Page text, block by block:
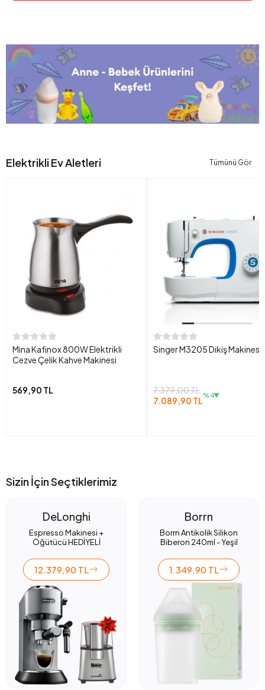
Elektrikli Ev Aletleri Tümünü Gör
Mina Kafinox 800W Elektrikli
Cezve Çelik Kahve Makinesi
569,90 TL
Singer M3205 Dikiş Makinesi
7.379,00 TL
7.089,90 TL %4
Sizin İçin Seçtiklerimiz
DeLonghi
Espresso Makinesi +
Öğütücü HEDİYELİ
12.379,90 TL
Borrn
Borrn Antikolik Silikon
Biberon 240ml - Yeşil
1.349,90 TL